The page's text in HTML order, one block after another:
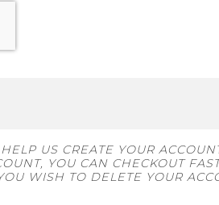
US CREATE YOUR
YOU CAN CHECKOUT
WISH TO DELETE YOUR